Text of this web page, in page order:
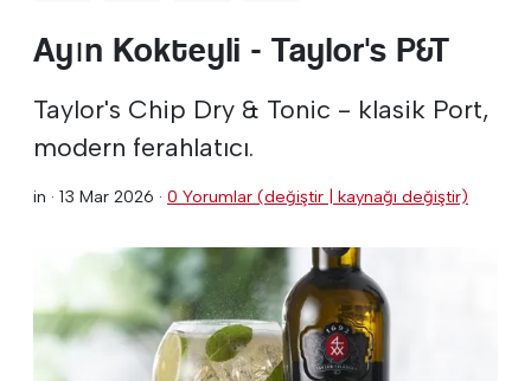
Ayın Kokteyli - Taylor's P&T
Taylor's Chip Dry & Tonic - klasik Port,
modern ferahlatıcı.
in · 13 Mar 2026 · 0 Yorumlar (değiştir | kaynağı değiştir)